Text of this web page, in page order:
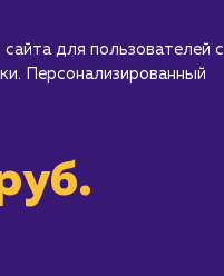
для пользователей с
Персонализированный